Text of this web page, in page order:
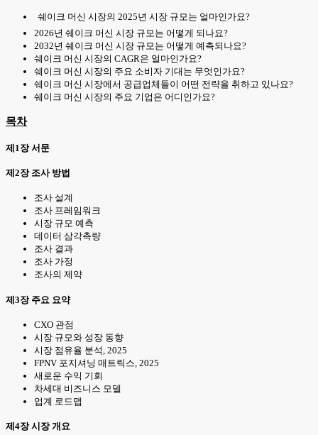
쉐이크 머신 시장의 2025년 시장 규모는 얼마인가요?
2026년 쉐이크 머신 시장 규모는 어떻게 되나요?
2032년 쉐이크 머신 시장 규모는 어떻게 예측되나요?
쉐이크 머신 시장의 CAGR은 얼마인가요?
쉐이크 머신 시장의 주요 소비자 기대는 무엇인가요?
쉐이크 머신 시장에서 공급업체들이 어떤 전략을 취하고 있나요?
쉐이크 머신 시장의 주요 기업은 어디인가요?
목차
제1장 서문
제2장 조사 방법
조사 설계
조사 프레임워크
시장 규모 예측
데이터 삼각측량
조사 결과
조사 가정
조사의 제약
제3장 주요 요약
CXO 관점
시장 규모와 성장 동향
시장 점유율 분석, 2025
FPNV 포지셔닝 매트릭스, 2025
새로운 수익 기회
차세대 비즈니스 모델
업계 로드맵
제4장 시장 개요